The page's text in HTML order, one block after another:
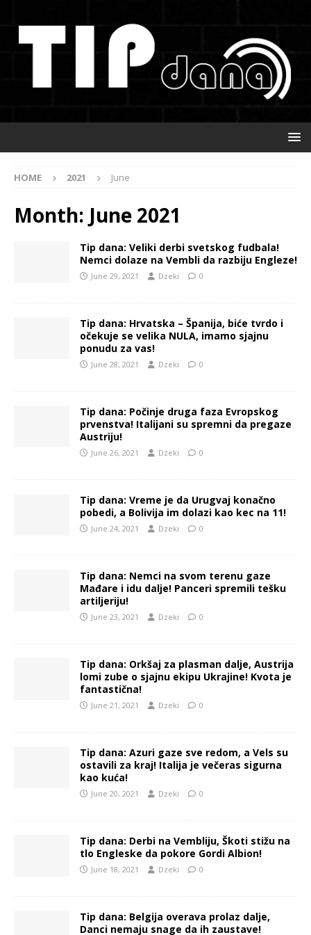
HOME 2021 June
Month: June 2021
Tip dana: Veliki derbi svetskog fudbala!
Nemci dolaze na Vembli da razbiju Engleze!
June 29, 2021 Dzeki 0
Tip dana: Hrvatska – Španija, biće tvrdo i
očekuje se velika NULA, imamo sjajnu
ponudu za vas!
June 28, 2021 Dzeki 0
Tip dana: Počinje druga faza Evropskog
prvenstva! Italijani su spremni da pregaze
Austriju!
June 26, 2021 Dzeki 0
Tip dana: Vreme je da Urugvaj konačno
pobedi, a Bolivija im dolazi kao kec na 11!
June 24, 2021 Dzeki 0
Tip dana: Nemci na svom terenu gaze
Mađare i idu dalje! Panceri spremili tešku
artiljeriju!
June 23, 2021 Dzeki 0
Tip dana: Orkšaj za plasman dalje, Austrija
lomi zube o sjajnu ekipu Ukrajine! Kvota je
fantastična!
June 21, 2021 Dzeki 0
Tip dana: Azuri gaze sve redom, a Vels su
ostavili za kraj! Italija je večeras sigurna
kao kuća!
June 20, 2021 Dzeki 0
Tip dana: Derbi na Vembliju, Škoti stižu na
tlo Engleske da pokore Gordi Albion!
June 18, 2021 Dzeki 0
Tip dana: Belgija overava prolaz dalje,
Danci nemaju snage da ih zaustave!